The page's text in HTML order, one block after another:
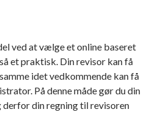
ved at vælge et online baseret
et praktisk. Din revisor kan få
idet vedkommende kan få
På denne måde gør du din
derfor din regning til revisoren